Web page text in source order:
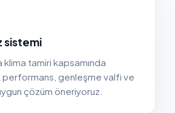
sistemi
tamiri kapsamında
performans, genleşme valfi ve
çözüm öneriyoruz.